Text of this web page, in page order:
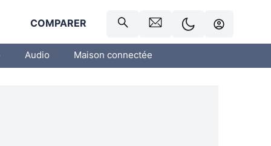
COMPARER
Audio Maison connectée